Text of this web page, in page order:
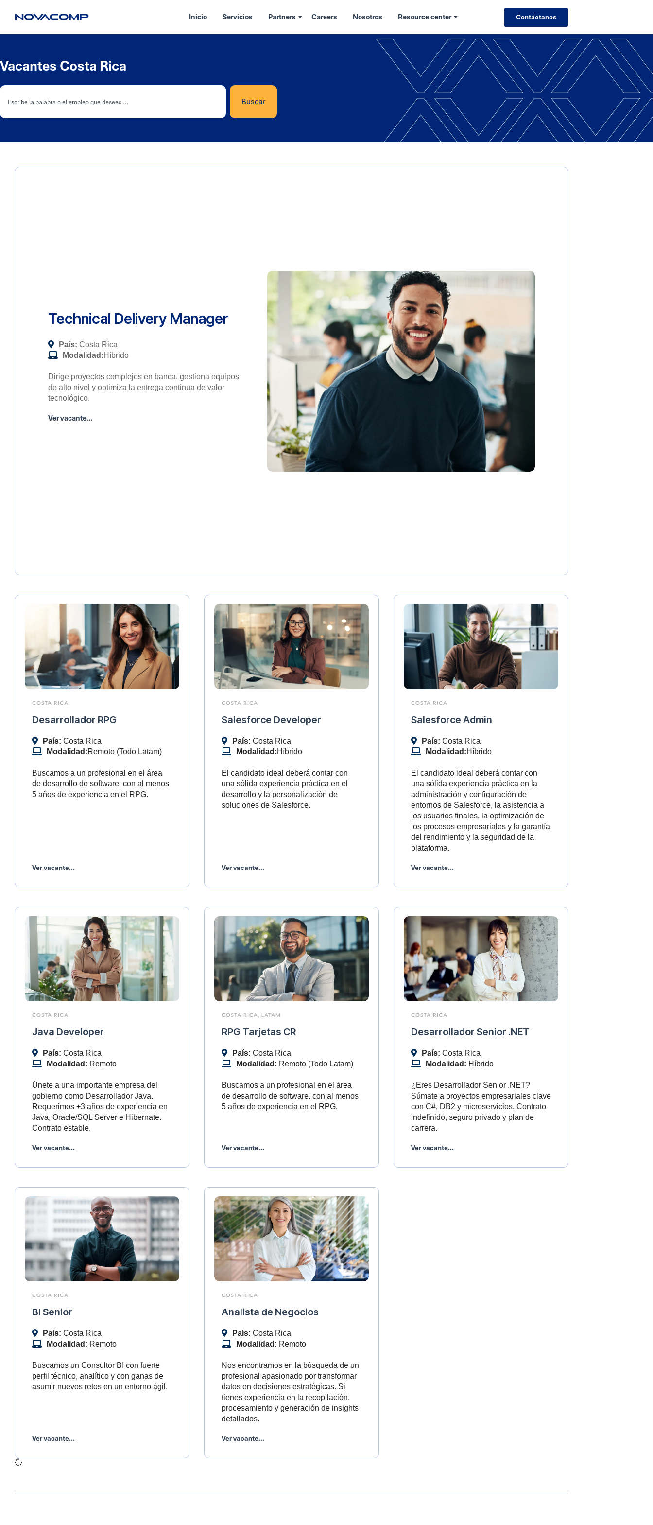
Inicio Servicios Partners Careers Nosotros Resource center Contáctanos
Vacantes Costa Rica
Buscar
Technical Delivery Manager
País: Costa Rica
Modalidad:Híbrido
Dirige proyectos complejos en banca, gestiona equipos
de alto nivel y optimiza la entrega continua de valor
tecnológico.
Ver vacante...
COSTA RICA
Desarrollador RPG
País: Costa Rica
Modalidad:Remoto (Todo Latam)
Buscamos a un profesional en el área
de desarrollo de software, con al menos
5 años de experiencia en el RPG.
Ver vacante...
COSTA RICA
Salesforce Developer
País: Costa Rica
Modalidad:Híbrido
El candidato ideal deberá contar con
una sólida experiencia práctica en el
desarrollo y la personalización de
soluciones de Salesforce.
Ver vacante...
COSTA RICA
Salesforce Admin
País: Costa Rica
Modalidad:Híbrido
El candidato ideal deberá contar con
una sólida experiencia práctica en la
administración y configuración de
entornos de Salesforce, la asistencia a
los usuarios finales, la optimización de
los procesos empresariales y la garantía
del rendimiento y la seguridad de la
plataforma.
Ver vacante...
COSTA RICA
Java Developer
País: Costa Rica
Modalidad: Remoto
Únete a una importante empresa del
gobierno como Desarrollador Java.
Requerimos +3 años de experiencia en
Java, Oracle/SQL Server e Hibernate.
Contrato estable.
Ver vacante...
COSTA RICA LATAM
RPG Tarjetas CR
País: Costa Rica
Modalidad: Remoto (Todo Latam)
Buscamos a un profesional en el área
de desarrollo de software, con al menos
5 años de experiencia en el RPG.
Ver vacante...
COSTA RICA
Desarrollador Senior .NET
País: Costa Rica
Modalidad: Híbrido
¿Eres Desarrollador Senior .NET?
Súmate a proyectos empresariales clave
con C#, DB2 y microservicios. Contrato
indefinido, seguro privado y plan de
carrera.
Ver vacante...
COSTA RICA
BI Senior
País: Costa Rica
Modalidad: Remoto
Buscamos un Consultor BI con fuerte
perfil técnico, analítico y con ganas de
asumir nuevos retos en un entorno ágil.
Ver vacante...
COSTA RICA
Analista de Negocios
País: Costa Rica
Modalidad: Remoto
Nos encontramos en la búsqueda de un
profesional apasionado por transformar
datos en decisiones estratégicas. Si
tienes experiencia en la recopilación,
procesamiento y generación de insights
detallados.
Ver vacante...